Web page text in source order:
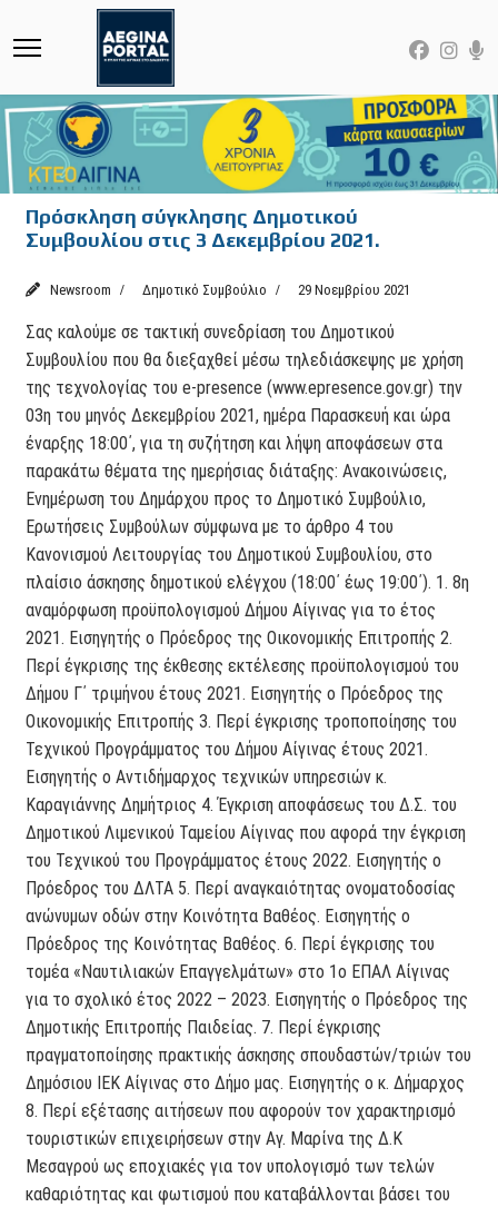
Πρόσκληση σύγκλησης Δημοτικού
Συμβουλίου στις 3 Δεκεμβρίου 2021.
Newsroom Δημοτικό Συμβούλιο 29 Νοεμβρίου 2021
Σας καλούμε σε τακτική συνεδρίαση του Δημοτικού
Συμβουλίου που θα διεξαχθεί μέσω τηλεδιάσκεψης με χρήση
της τεχνολογίας του e-presence (www.epresence.gov.gr) την
03η του μηνός Δεκεμβρίου 2021, ημέρα Παρασκευή και ώρα
έναρξης 18:00΄, για τη συζήτηση και λήψη αποφάσεων στα
παρακάτω θέματα της ημερήσιας διάταξης: Ανακοινώσεις,
Ενημέρωση του Δημάρχου προς το Δημοτικό Συμβούλιο,
Ερωτήσεις Συμβούλων σύμφωνα με το άρθρο 4 του
Κανονισμού Λειτουργίας του Δημοτικού Συμβουλίου, στο
πλαίσιο άσκησης δημοτικού ελέγχου (18:00΄ έως 19:00΄). 1. 8η
αναμόρφωση προϋπολογισμού Δήμου Αίγινας για το έτος
2021. Εισηγητής ο Πρόεδρος της Οικονομικής Επιτροπής 2.
Περί έγκρισης της έκθεσης εκτέλεσης προϋπολογισμού του
Δήμου Γ΄ τριμήνου έτους 2021. Εισηγητής ο Πρόεδρος της
Οικονομικής Επιτροπής 3. Περί έγκρισης τροποποίησης του
Τεχνικού Προγράμματος του Δήμου Αίγινας έτους 2021.
Εισηγητής ο Αντιδήμαρχος τεχνικών υπηρεσιών κ.
Καραγιάννης Δημήτριος 4. Έγκριση αποφάσεως του Δ.Σ. του
Δημοτικού Λιμενικού Ταμείου Αίγινας που αφορά την έγκριση
του Τεχνικού του Προγράμματος έτους 2022. Εισηγητής ο
Πρόεδρος του ΔΛΤΑ 5. Περί αναγκαιότητας ονοματοδοσίας
ανώνυμων οδών στην Κοινότητα Βαθέος. Εισηγητής ο
Πρόεδρος της Κοινότητας Βαθέος. 6. Περί έγκρισης του
τομέα «Ναυτιλιακών Επαγγελμάτων» στο 1ο ΕΠΑΛ Αίγινας
για το σχολικό έτος 2022 – 2023. Εισηγητής ο Πρόεδρος της
Δημοτικής Επιτροπής Παιδείας. 7. Περί έγκρισης
πραγματοποίησης πρακτικής άσκησης σπουδαστών/τριών του
Δημόσιου ΙΕΚ Αίγινας στο Δήμο μας. Εισηγητής ο κ. Δήμαρχος
8. Περί εξέτασης αιτήσεων που αφορούν τον χαρακτηρισμό
τουριστικών επιχειρήσεων στην Αγ. Μαρίνα της Δ.Κ
Μεσαγρού ως εποχιακές για τον υπολογισμό των τελών
καθαριότητας και φωτισμού που καταβάλλονται βάσει του